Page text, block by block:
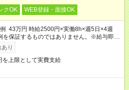
クOK WEB登録・面接OK
43万円 時給2500円×実働8h×週5日×4週
保証するものではありません。※給与即受
（利用条件有）
り
を上限として実費支給